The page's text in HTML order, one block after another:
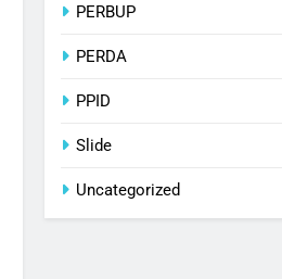
PERBUP
PERDA
PPID
Slide
Uncategorized